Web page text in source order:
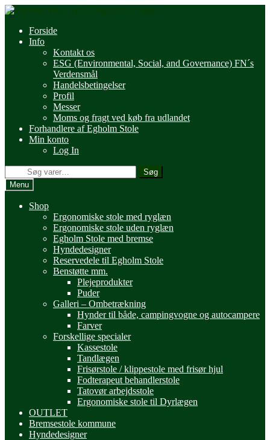
Spring
til
navigation
Spring
til
indholdForside
Info
Kontakt os
ESG (Environmental, Social, and Governance) FN´s
Verdensmål
Handelsbetingelser
Profil
Messer
Moms og fragt ved køb fra udlandet
Forhandlere af Egholm Stole
Min konto
Log In
efter:
Søg
Menu
Shop
Ergonomiske stole med ryglæn
Ergonomiske stole uden ryglæn
Egholm Stole med bremse
Hyndedesigner
Reservedele til Egholm Stole
Benstøtte mm.
Plejeprodukter
Puder
Galleri – Ombetrækning
Hynder til både, campingvogne og autocampere
Farver
Forskellige specialer
Kassestole
Tandlægen
Frisørstole / klippestole med frisør hjul
Fodterapeut behandlerstole
Tatovør arbejdsstole
Ergonomiske stole til Dyrlægen
OUTLET
Bremsestole kommune
Hyndedesigner